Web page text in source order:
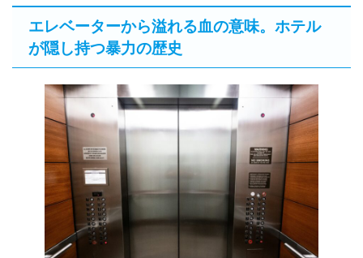
エレベーターから溢れる血の意味。ホテル
が隠し持つ暴力の歴史